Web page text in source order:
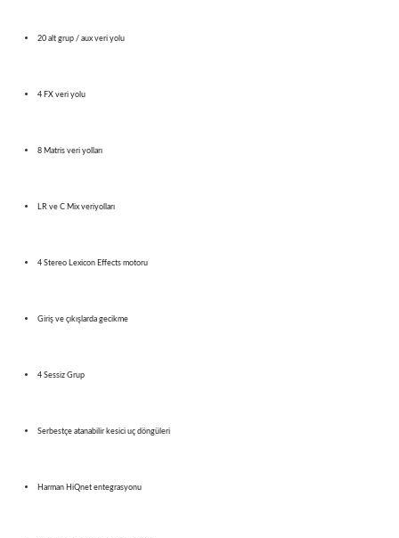
20 alt grup / aux veri yolu
4 FX veri yolu
8 Matris veri yolları
LR ve C Mix veriyolları
4 Stereo Lexicon Effects motoru
Giriş ve çıkışlarda gecikme
4 Sessiz Grup
Serbestçe atanabilir kesici uç döngüleri
Harman HiQnet entegrasyonu